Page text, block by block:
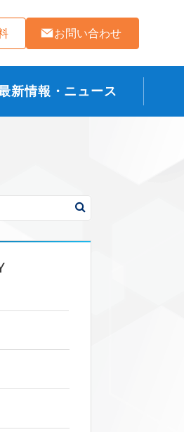
お問い合わせ
新情報・ニュース